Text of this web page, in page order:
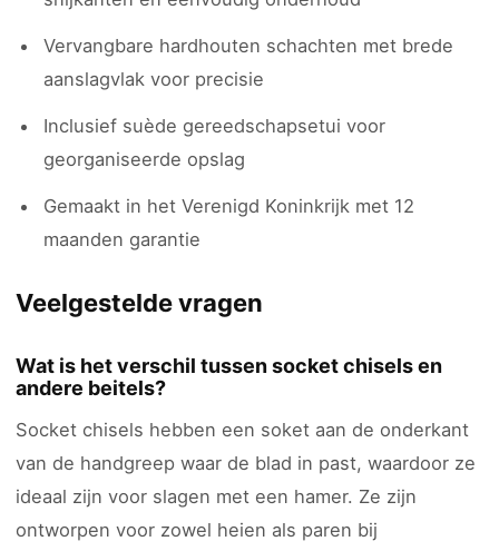
Vervangbare hardhouten schachten met brede
aanslagvlak voor precisie
Inclusief suède gereedschapsetui voor
georganiseerde opslag
Gemaakt in het Verenigd Koninkrijk met 12
maanden garantie
Veelgestelde vragen
Wat is het verschil tussen socket chisels en
andere beitels?
Socket chisels hebben een soket aan de onderkant
van de handgreep waar de blad in past, waardoor ze
ideaal zijn voor slagen met een hamer. Ze zijn
ontworpen voor zowel heien als paren bij